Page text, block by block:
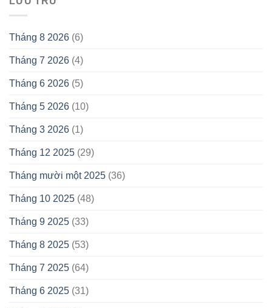
Tháng 8 2026 (6)
Tháng 7 2026 (4)
Tháng 6 2026 (5)
Tháng 5 2026 (10)
Tháng 3 2026 (1)
Tháng 12 2025 (29)
Tháng mười một 2025 (36)
Tháng 10 2025 (48)
Tháng 9 2025 (33)
Tháng 8 2025 (53)
Tháng 7 2025 (64)
Tháng 6 2025 (31)